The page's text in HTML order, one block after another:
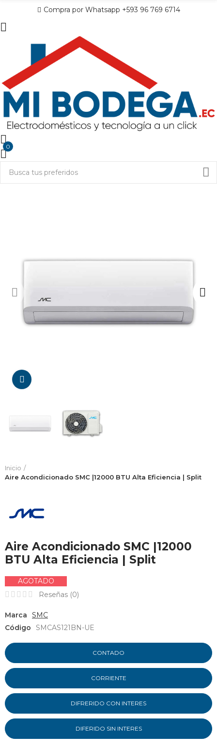
Compra por Whatsapp +593 96 769 6714
0
Inicio
Aire Acondicionado SMC |12000 BTU Alta Eficiencia | Split
Aire Acondicionado SMC |12000
BTU Alta Eficiencia | Split
AGOTADO
Reseñas (0)
Marca
SMC
Código
SMCAS121BN-UE
CONTADO
CORRIENTE
DIFRERIDO CON INTERES
DIFERIDO SIN INTERES